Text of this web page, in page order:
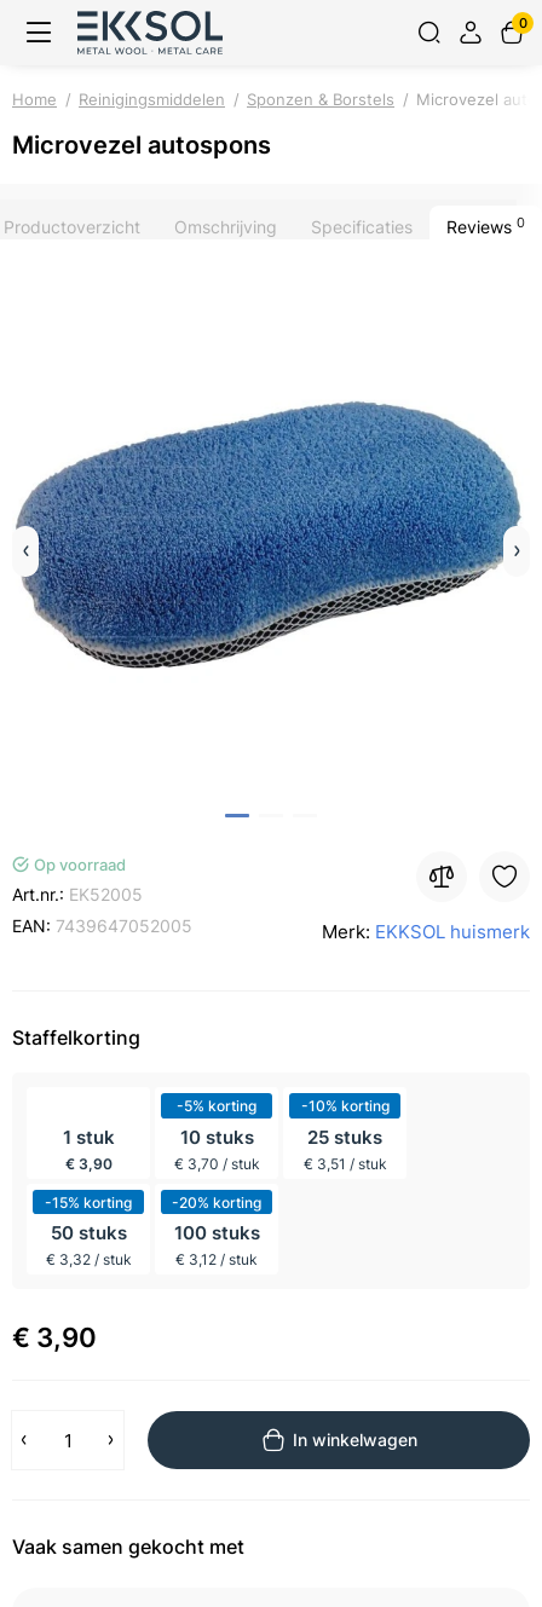
0
Home Reinigingsmiddelen Sponzen & Borstels Microvezel
Microvezel autospons
Productoverzicht Omschrijving Specificaties Reviews 0
Op voorraad
Art.nr.: EK52005
EAN: 7439647052005 Merk: EKKSOL huismerk
Staffelkorting
1 stuk
€ 3,90
-5% korting
10 stuks
€ 3,70 / stuk
-10% korting
25 stuks
€ 3,51 / stuk
-15% korting
50 stuks
€ 3,32 / stuk
-20% korting
100 stuks
€ 3,12 / stuk
€ 3,90
In winkelwagen
Vaak samen gekocht met